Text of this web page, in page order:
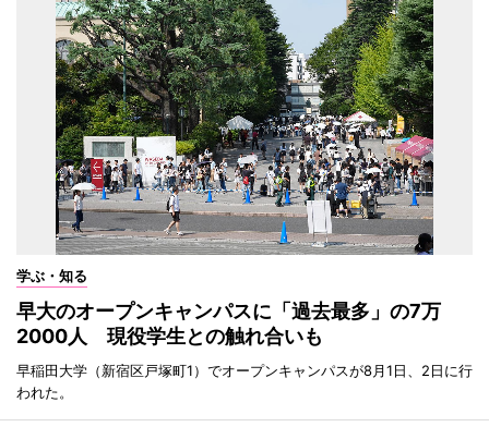
学ぶ・知る
早大のオープンキャンパスに「過去最多」の7万
2000人 現役学生との触れ合いも
早稲田大学（新宿区戸塚町1）でオープンキャンパスが8月1日、2日に行
われた。